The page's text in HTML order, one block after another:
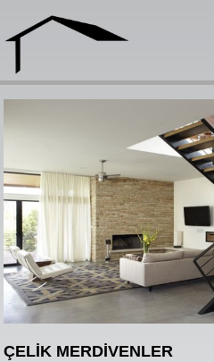
ÇELİK MERDİVENLER